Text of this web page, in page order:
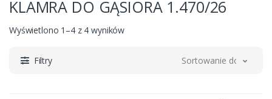
KLAMRA DO GĄSIORA 1.470/26
Wyświetlono 1–4 z 4 wyników
Filtry Sortowanie domyślne